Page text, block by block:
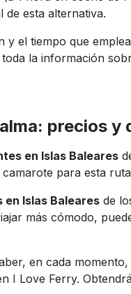
de esta alternativa.
y el tiempo que
la información
precios y
en Islas Baleares
para esta
en Islas Baleares de
más cómodo,
en cada
I Love Ferry.